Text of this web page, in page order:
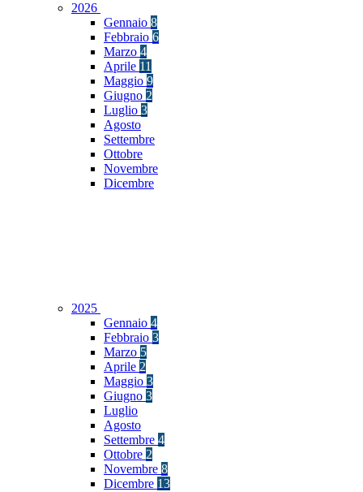
2026
Gennaio 8
Febbraio 6
Marzo 4
Aprile 11
Maggio 9
Giugno 2
Luglio 3
Agosto
Settembre
Ottobre
Novembre
Dicembre
2025
Gennaio 4
Febbraio 3
Marzo 5
Aprile 2
Maggio 3
Giugno 3
Luglio
Agosto
Settembre 4
Ottobre 2
Novembre 8
Dicembre 13